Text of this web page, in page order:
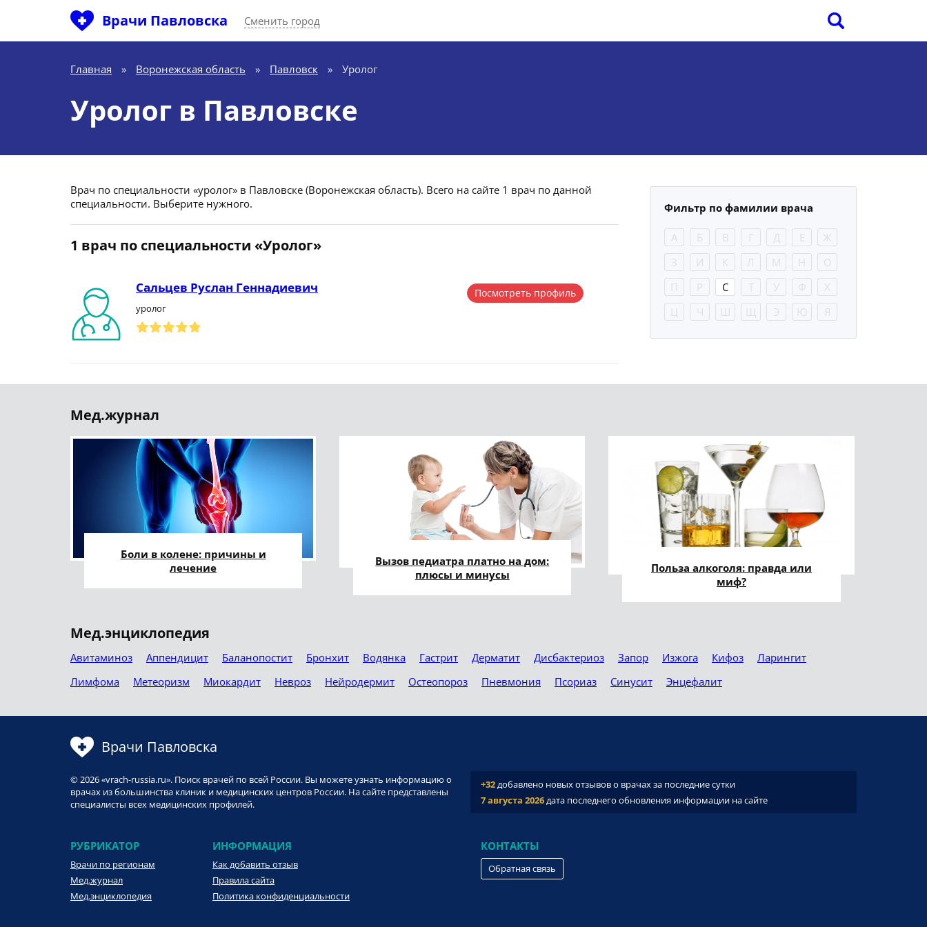
Врачи Павловска Сменить город
Главная » Воронежская область » Павловск » Уролог
Уролог в Павловске
Врач по специальности «уролог» в Павловске (Воронежская область). Всего на сайте 1 врач по данной
специальности. Выберите нужного.
1 врач по специальности «Уролог»
Сальцев Руслан Геннадиевич
уролог
Посмотреть профиль
Фильтр по фамилии врача
А Б В Г Д Е
Ж
З
И К Л М Н
О
П
Р С Т У Ф
Х
Ц
Ч Ш Щ Э Ю Я
Мед.журнал
Боли в колене: причины и
лечение
Вызов педиатра платно на дом:
плюсы и минусы
Польза алкоголя: правда или
миф?
Мед.энциклопедия
Авитаминоз Аппендицит Баланопостит Бронхит Водянка Гастрит Дерматит Дисбактериоз Запор Изжога Кифоз
Ларингит
Лимфома
Метеоризм Миокардит Невроз Нейродермит Остеопороз Пневмония Псориаз Синусит Энцефалит
Врачи Павловска
© 2026 «vrach-russia.ru». Поиск врачей по всей России. Вы можете узнать информацию о
врачах из большинства клиник и медицинских центров России. На сайте представлены
специалисты всех медицинских профилей.
+32добавлено новых отзывов о врачах за последние сутки
7 августа 2026дата последнего обновления информации на сайте
РУБРИКАТОР
Врачи по регионам
Мед.журнал
Мед.энциклопедия
ИНФОРМАЦИЯ
Как добавить отзыв
Правила сайта
Политика конфиденциальности
КОНТАКТЫ
Обратная связь